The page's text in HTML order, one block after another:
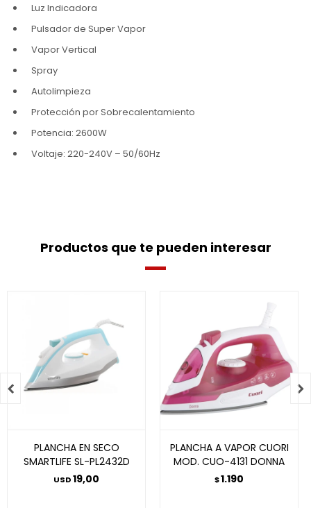
Luz Indicadora
Pulsador de Super Vapor
Vapor Vertical
Spray
Autolimpieza
Protección por Sobrecalentamiento
Potencia: 2600W
Voltaje: 220-240V – 50/60Hz
Productos que te pueden interesar
PLANCHA EN SECO
SMARTLIFE SL-PL2432D
USD19,00
PLANCHA A VAPOR CUORI
MOD. CUO-4131 DONNA
$1.190
 